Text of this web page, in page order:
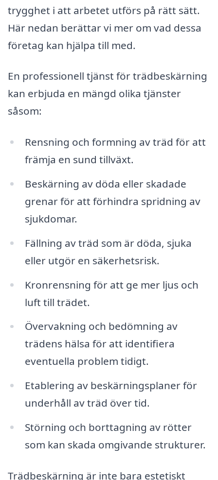
trygghet i att arbetet utförs på rätt sätt.
Här nedan berättar vi mer om vad dessa
företag kan hjälpa till med.
En professionell tjänst för trädbeskärning
kan erbjuda en mängd olika tjänster
såsom:
Rensning och formning av träd för att
främja en sund tillväxt.
Beskärning av döda eller skadade
grenar för att förhindra spridning av
sjukdomar.
Fällning av träd som är döda, sjuka
eller utgör en säkerhetsrisk.
Kronrensning för att ge mer ljus och
luft till trädet.
Övervakning och bedömning av
trädens hälsa för att identifiera
eventuella problem tidigt.
Etablering av beskärningsplaner för
underhåll av träd över tid.
Störning och borttagning av rötter
som kan skada omgivande strukturer.
Trädbeskärning är inte bara estetiskt